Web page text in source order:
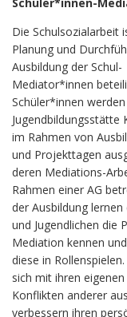
Die Schulsozialarbeit
Planung und
Ausbildung der Schul-
Mediator*innen
Schüler*innen
Jugendbildungsstätte
im Rahmen von
und Projekttagen
deren Mediations-
Rahmen einer AG
der Ausbildung lernen
und Jugendlichen die
Mediation kennen
diese in
sich mit ihren eigenen
Konflikten anderer
verbessern ihren